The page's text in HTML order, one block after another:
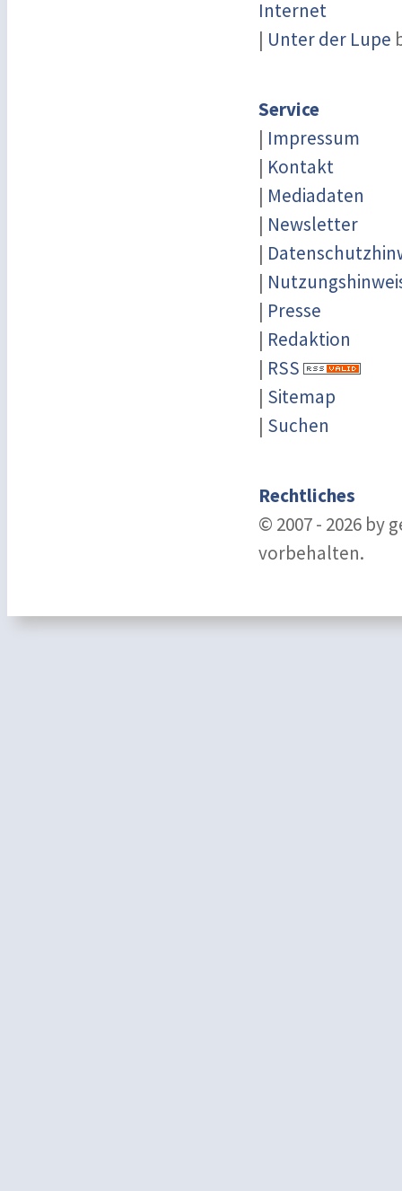
Internet
| Unter der Lupe
Service
| Impressum
| Kontakt
| Mediadaten
| Newsletter
|
|
| Presse
| Redaktion
| RSS
| Sitemap
| Suchen
Rechtliches
© 2007 - 2026 by
vorbehalten.